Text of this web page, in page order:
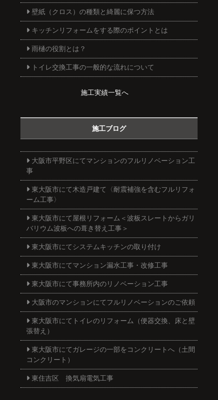
壁紙（クロス）の種類と綺麗に保つ方法
キッチンリフォームをする際のポイントとは
雨樋の役割とは？
トイレ交換工事の一般的な流れについて
施工実績一覧へ
施工ブログ
大阪市平野区にてマンションのフルリノベーション工
事
東大阪市にて木造戸建て〈耐震補強を含むフルリフォ
ーム工事〉
東大阪市にて屋根リフォーム＜波板スレートからガリ
バリウム波板への葺き替え工事＞
東大阪市にてシステムキッチンの取り付け
東大阪市にてマンション漏水工事・改修工事
東大阪市にて事務所内のリノベーション工事
大阪市のマンションにてフルリノベーションのご依頼
東大阪市にてトイレのリフォーム（便器交換、床と壁
張替え）
東大阪市にてガレージの一部をコンクリートへ（土間
コンクリート）
東住吉区 換気扇電気工事